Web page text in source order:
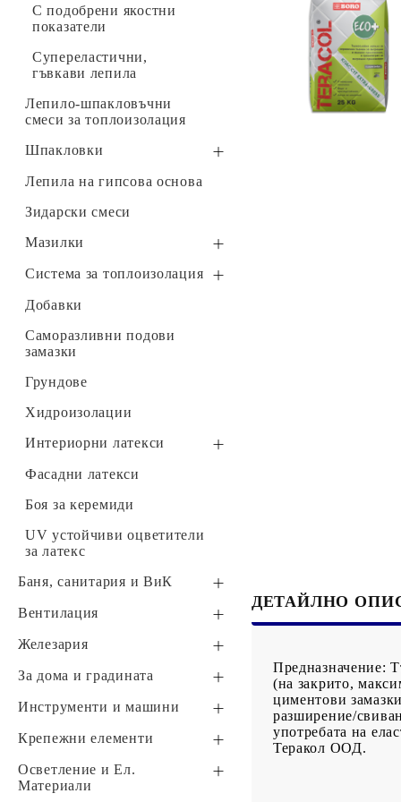
Инструменти и машини
Крепежни елементи
Осветление и Ел. Материали
Отопление
Подови и стенни покрития, первази и
Ревизионни отвори
Строителство
Мивки и смесители
€15 30
С подобрени якостни
показатели
Супереластични,
гъвкави лепила
Лепило-шпакловъчни
смеси за топлоизолация
Шпакловки
Гипсови
Циментови
Минерални
Лепила на гипсова основа
Зидарски смеси
Мазилки
СУХИ
Система за топлоизолация
Водооткапващи профили
XPS
Добавки
Саморазливни подови
замазки
Грундове
Хидроизолации
Интериорни латекси
Готови цветни латекси
Стандартни интериорни
Със специално
Фасадни латекси
Боя за керемиди
UV устойчиви оцветители
за латекс
Баня, cанитария и ВиК
ВиК части
Кранове
Изолации
Канализация
Обзавеждане за баня
PP-R тръби и фитинги
Тръбна изолация
Фитинги
Вентилация
Въздуховоди
Железария
Монтажни ленти
Вериги
Обков
За дома и градината
Маркучи и мрежи
Стълби
Фолиа, опаковки, торби
Безжични звънци и
Инструменти и машини
Бояджийски инструменти
Четки за боя
Инструменти за плочки
Крепежни елементи
Скоби за монтаж на
тръби, кабели
Осветление и Ел.
Материали
ДЕТАЙЛНО
Предназначение:
(на закрито,
циментови
разширение/
употребата на
Теракол ООД.